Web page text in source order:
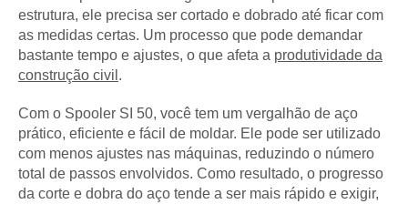
estrutura, ele precisa ser cortado e dobrado até ficar com
as medidas certas. Um processo que pode demandar
bastante tempo e ajustes, o que afeta a produtividade da
construção civil .
Com o Spooler SI 50, você tem um vergalhão de aço
prático, eficiente e fácil de moldar. Ele pode ser utilizado
com menos ajustes nas máquinas, reduzindo o número
total de passos envolvidos. Como resultado, o progresso
da corte e dobra do aço tende a ser mais rápido e exigir,